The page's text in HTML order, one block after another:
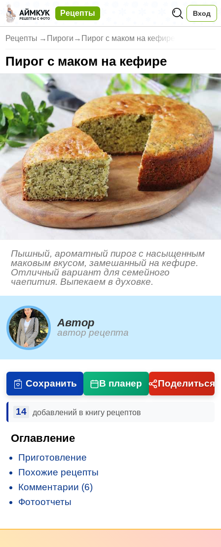
Рецепты Вход
Рецепты → Пироги → Пирог с маком на кефире
Пирог с маком на кефире
Пышный, ароматный пирог с насыщенным
маковым вкусом, замешанный на кефире.
Отличный вариант для семейного
чаепития. Выпекаем в духовке.
Автор
автор рецепта
Сохранить В планер Поделиться
14 добавлений в книгу рецептов
Оглавление
Приготовление
Похожие рецепты
Комментарии (6)
Фотоотчеты